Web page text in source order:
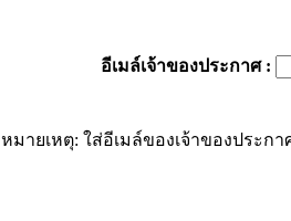
อีเมล์เจ้าของประกาศ:
หมายเหตุ: ใส่อีเมล์ของเจ้าของประก